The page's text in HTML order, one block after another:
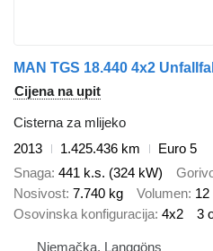
MAN TGS 18.440 4x2
Cijena na upit
Cisterna za mlijeko
2013
1.425.436 km
Euro 5
Snaga 441 k.s. (324 kW)
Nosivost 7.740 kg Volumen 12
Osovinska konfiguracija 4x2 3
Njemačka, Langgöns